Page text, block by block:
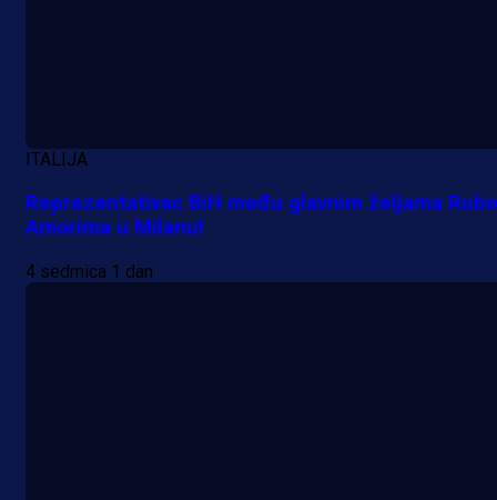
Premijer liga BiH
Grbavica se prisjetila Izeta
ITALIJA
Reprezentativac BiH među glavnim željama
Amorima u Milanu!
4 sedmica 1 dan